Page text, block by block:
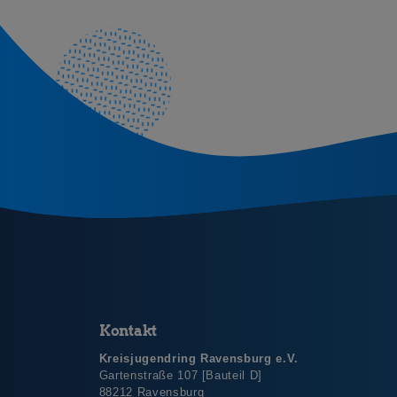
Kontakt
Kreisjugendring Ravensburg e.V.
Gartenstraße 107 [Bauteil D]
88212 Ravensburg